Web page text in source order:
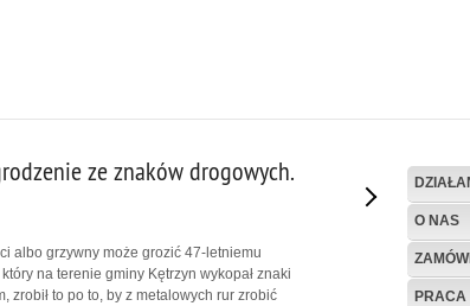
O NAS
PRACA
ze znaków drogowych.
albo grzywny może grozić 47-letniemu
na terenie gminy Kętrzyn wykopał znaki
zrobił to po to, by z metalowych rur zrobić